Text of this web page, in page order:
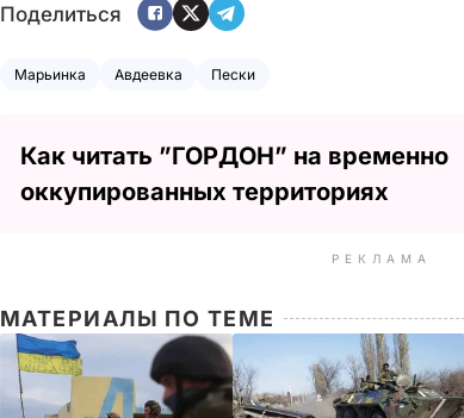
Поделиться
Марьинка Авдеевка Пески
Как читать ”ГОРДОН” на временно
оккупированных территориях
РЕКЛАМА
МАТЕРИАЛЫ ПО ТЕМЕ